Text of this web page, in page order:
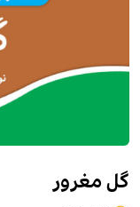
گل مغرور